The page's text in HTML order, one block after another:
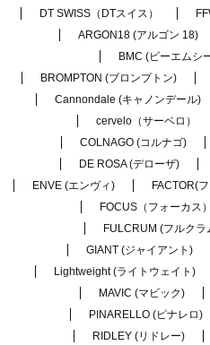
DT SWISS（DTスイス）
ARGON18 (アルゴン 18)
BMC (ビーエムシ
BROMPTON (ブロンプトン)
Cannondale (キャノンデール)
cervelo（サーベロ）
COLNAGO (コルナゴ)
DE ROSA (デローザ)
ENVE (エンヴィ)
FACTOR(
FOCUS（フォーカス）
FULCRUM (フルクラ
GIANT (ジャイアント)
Lightweight (ライトウェイト)
MAVIC (マビック)
PINARELLO (ピナレロ)
RIDLEY (リドレー)